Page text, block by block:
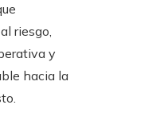
riesgo,
y
hacia la